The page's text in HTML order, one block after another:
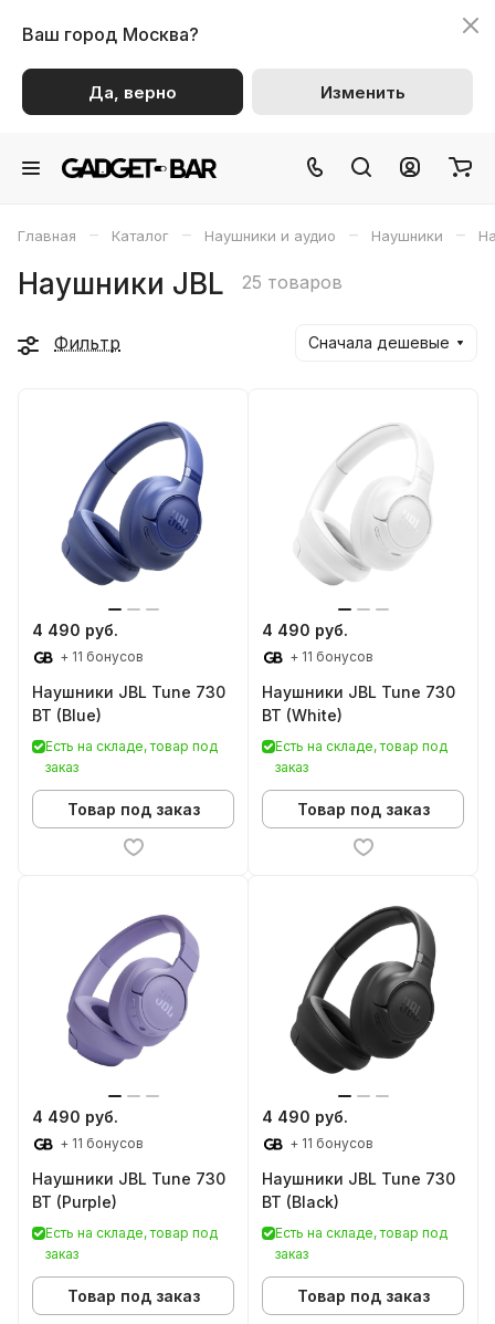
Ваш город Москва?
Да, верно Изменить
Главная – Каталог – Наушники и аудио – Наушники –
Наушники JBL 25 товаров
Фильтр Сначала дешевые
4 490 руб.
+ 11 бонусов
Наушники JBL Tune 730
BT (Blue)
Есть на складе, товар под
заказ
Товар под заказ
4 490 руб.
+ 11 бонусов
Наушники JBL Tune 730
BT (White)
Есть на складе, товар под
заказ
Товар под заказ
4 490 руб.
+ 11 бонусов
Наушники JBL Tune 730
BT (Purple)
Есть на складе, товар под
заказ
Товар под заказ
4 490 руб.
+ 11 бонусов
Наушники JBL Tune 730
BT (Black)
Есть на складе, товар под
заказ
Товар под заказ